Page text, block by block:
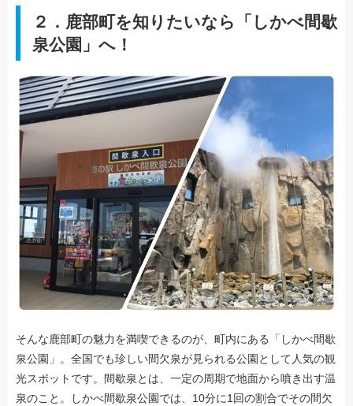
２．鹿部町を知りたいなら「しかべ間歇
泉公園」へ！
そんな鹿部町の魅力を満喫できるのが、町内にある「しかべ間歇
泉公園」。全国でも珍しい間欠泉が見られる公園として人気の観
光スポットです。間歇泉とは、一定の周期で地面から噴き出す温
泉のこと。しかべ間歇泉公園では、10分に1回の割合でその間欠